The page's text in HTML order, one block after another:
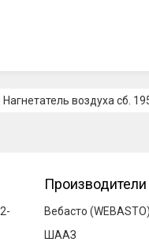
Нагнетатель воздуха сб.
Производители
Вебасто (WEBASTO)
ШААЗ